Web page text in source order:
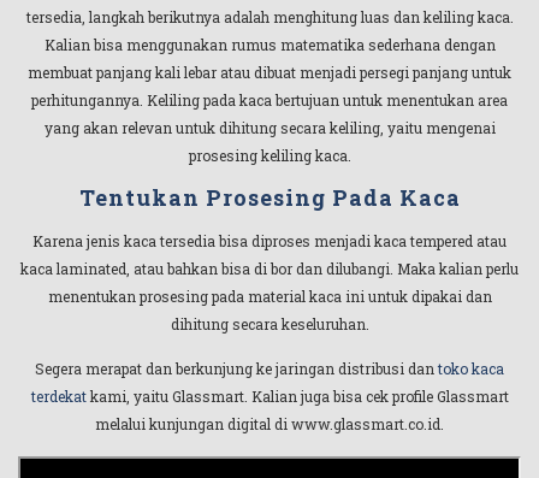
tersedia, langkah berikutnya adalah menghitung luas dan keliling kaca.
Kalian bisa menggunakan rumus matematika sederhana dengan
membuat panjang kali lebar atau dibuat menjadi persegi panjang untuk
perhitungannya. Keliling pada kaca bertujuan untuk menentukan area
yang akan relevan untuk dihitung secara keliling, yaitu mengenai
prosesing keliling kaca.
Tentukan Prosesing Pada Kaca
Karena jenis kaca tersedia bisa diproses menjadi kaca tempered atau
kaca laminated, atau bahkan bisa di bor dan dilubangi. Maka kalian perlu
menentukan prosesing pada material kaca ini untuk dipakai dan
dihitung secara keseluruhan.
Segera merapat dan berkunjung ke jaringan distribusi dantoko kaca
terdekatkami, yaitu Glassmart. Kalian juga bisa cek profile Glassmart
melalui kunjungan digital di www.glassmart.co.id.